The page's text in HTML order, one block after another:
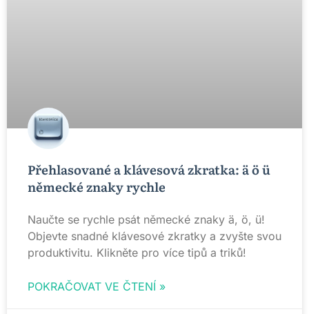
Přehlasované a klávesová zkratka: ä ö ü
německé znaky rychle
Naučte se rychle psát německé znaky ä, ö, ü!
Objevte snadné klávesové zkratky a zvyšte svou
produktivitu. Klikněte pro více tipů a triků!
POKRAČOVAT VE ČTENÍ »